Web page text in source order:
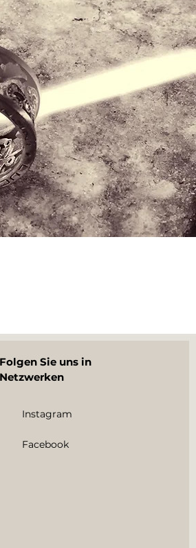
Folgen Sie uns in
Netzwerken
Instagram
Facebook